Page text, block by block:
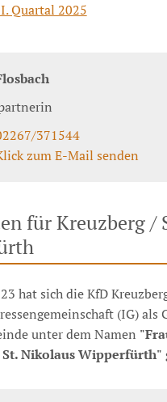
Quartal 2025
371544
zum E-Mail senden
für Kreuzberg /
hat sich die KfD
(IG) als
unter dem Namen
Nikolaus Wipperfürth"